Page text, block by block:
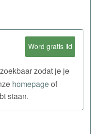
Word gratis lid
zodat je je
homepageof
staan.